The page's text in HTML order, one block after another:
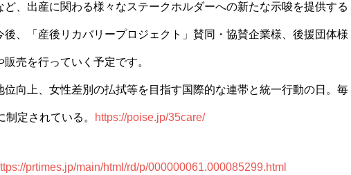
ど、出産に関わる様々なステークホルダーへの新たな示唆を提供する
後、「産後リカバリープロジェクト」賛同・協賛企業様、後援団体様
売を行っていく予定です。
向上、女性差別の払拭等を目指す国際的な連帯と統一行動の日。毎
定されている。 https://poise.jp/35care/
prtimes.jp/main/html/rd/p/000000061.000085299.html